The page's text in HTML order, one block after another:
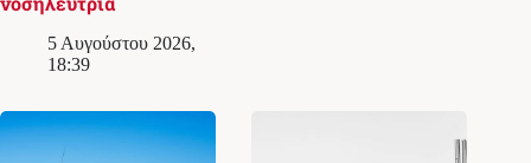
5 Αυγούστου 2026,
18:39